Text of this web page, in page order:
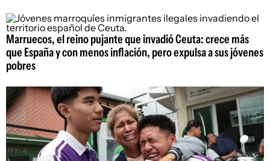
Marruecos, el reino pujante que invadió Ceuta: crece más
que España y con menos inflación, pero expulsa a sus jóvenes
pobres